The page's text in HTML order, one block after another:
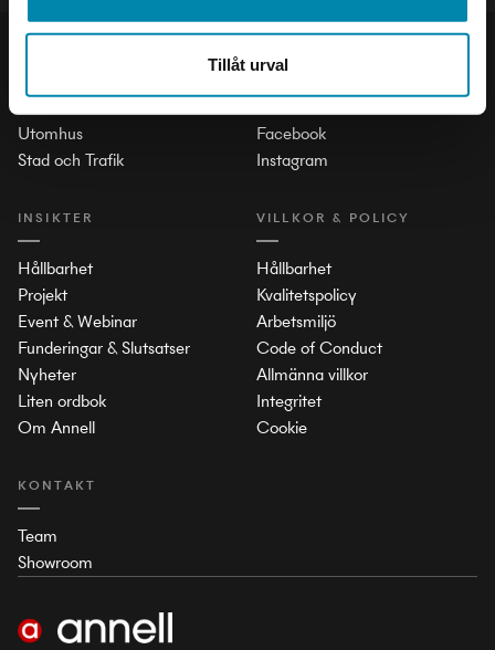
Tillåt urval
Utomhus
Stad och Trafik
INSIKTER
Hållbarhet
Projekt
Event & Webinar
Funderingar & Slutsatser
Nyheter
Liten ordbok
Om Annell
KONTAKT
Team
Showroom
SOCIAL
Facebook
Instagram
VILLKOR & POLICY
Hållbarhet
Kvalitetspolicy
Arbetsmiljö
Code of Conduct
Allmänna villkor
Integritet
Cookie